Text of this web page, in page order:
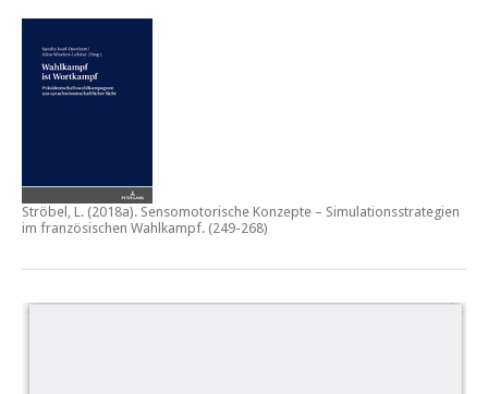
Ströbel, L. (2018a). Sensomotorische Konzepte – Simulationsstrategien
im französischen Wahlkampf. (249-268)